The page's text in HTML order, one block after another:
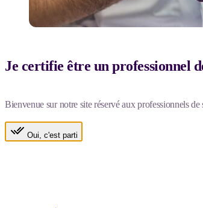
Je certifie être un professionnel
Bienvenue sur notre site réservé aux professionnels de
Oui, c'est parti